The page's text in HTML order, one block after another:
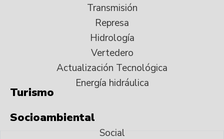
Transmisión
Represa
Hidrología
Vertedero
Actualización Tecnológica
Energía hidráulica
Turismo
Socioambiental
Social